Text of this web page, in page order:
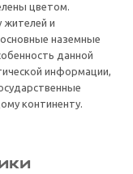
цветом.
жителей и
наземные
данной
информации,
континенту.